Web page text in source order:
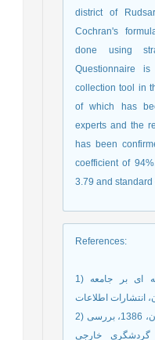
district of
Cochran's
done using
Questionnaire
collection tool in
of which has
experts and the
has been
coefficient of
3.79 and
References:
1) ازکیا، مصطفی، 1384، مقدمه ای بر جامعه
2) افقه، سید مرتضی، نامور، احسان، 1386، بررسی
گردشگری خارجی